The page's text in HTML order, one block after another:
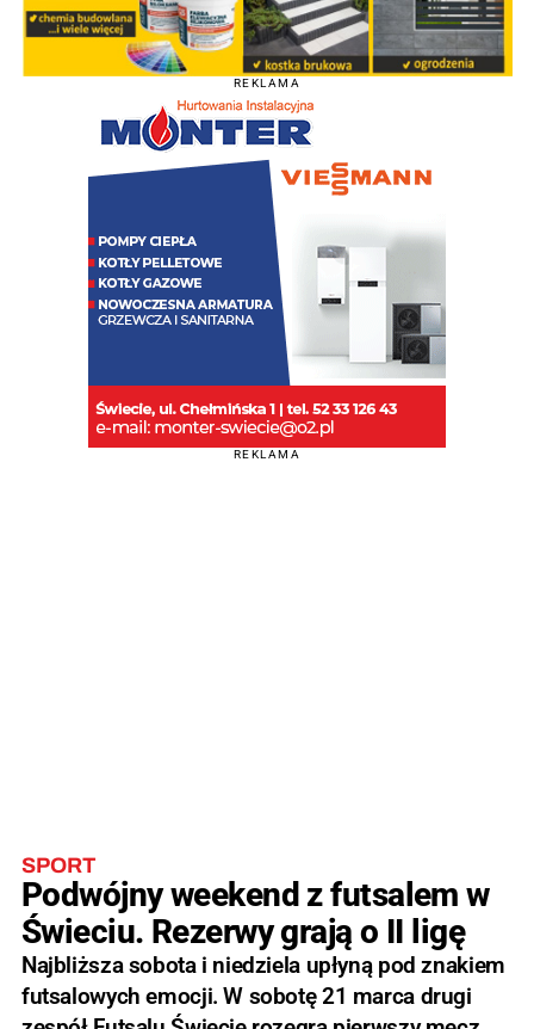
REKLAMA
REKLAMA
SPORT
Podwójny weekend z futsalem w
Świeciu. Rezerwy grają o II ligę
Najbliższa sobota i niedziela upłyną pod znakiem
futsalowych emocji. W sobotę 21 marca drugi